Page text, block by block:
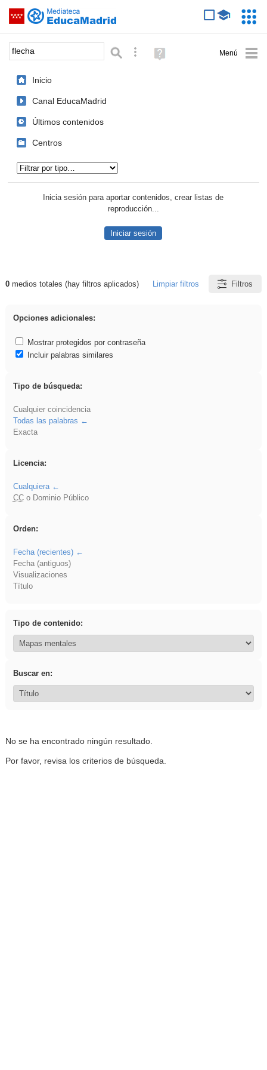
Saltar navegación
Palabra o frase: Búsqueda avanzada
Ayuda
(en
Inicio
Canal EducaMadrid
Últimos contenidos
Centros
Inicia sesión para aportar contenidos, crear listas de
reproducción...
Iniciar sesión
Resultados de: flecha
0medios totales (hay filtros aplicados) Limpiar filtros Filtros
Opciones adicionales:
Mostrar protegidos por contraseña
Incluir palabras similares
Tipo de búsqueda:
Cualquier coincidencia
Todas las palabras
Exacta
Licencia:
Cualquiera
CCo Dominio Público
Orden:
Fecha (recientes)
Fecha (antiguos)
Visualizaciones
Título
Tipo de contenido:
Buscar en:
No se ha encontrado ningún resultado.
Por favor, revisa los criterios de búsqueda.